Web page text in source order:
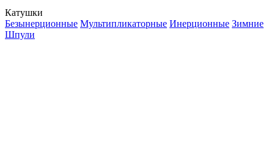
Катушки
Безынерционные Мультипликаторные Инерционные Зимние
Шпули